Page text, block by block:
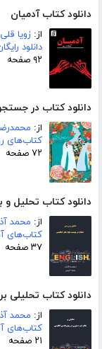
دانلود کتاب آدمیان
از: زویا
دانلود
۹۲ صفحه
دانلود کتاب در
از:
کتاب‌های
۷۲ صفحه
دانلود کتاب تحلیل
از: محمد
کتاب‌های
۳۷ صفحه
دانلود کتاب تحلیلی
از: محمد
کتاب‌های
۲۱ صفحه